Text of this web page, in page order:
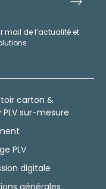
mail de l’actualité et
carton &
PLV sur-mesure
PLV
digitale
générales